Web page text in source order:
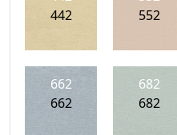
442
552
662
662
682
682